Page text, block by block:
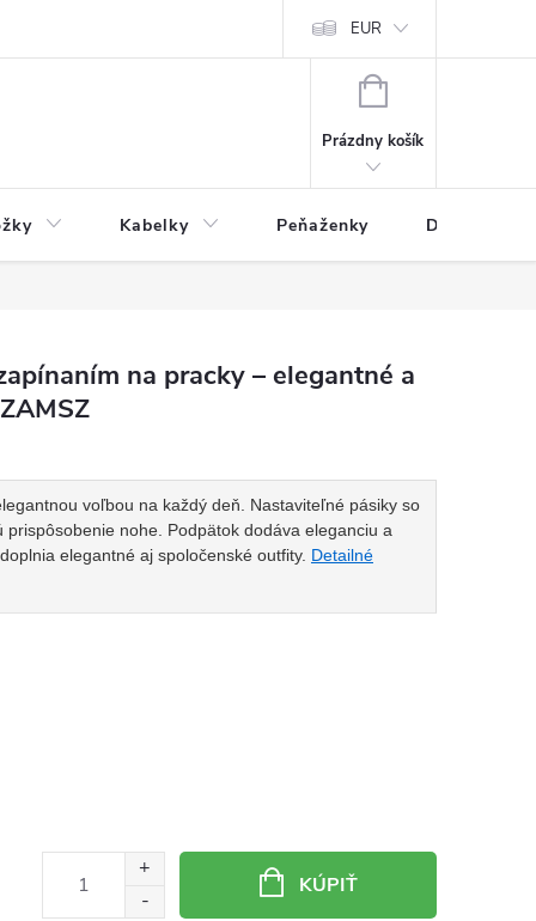
Podmienky ochrany osobných údajov
EUR
NÁKUPNÝ
Prázdny košík
Kabelky Peňaženky Drogéria
na pracky – elegantné a
voľbou na každý deň. Nastaviteľné pásiky so
nohe. Podpätok dodáva eleganciu a
elegantné aj spoločenské outfity. Detailné
KÚPIŤ